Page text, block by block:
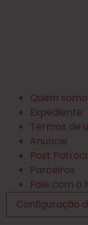
Quem
Expediente
Termos de
Anuncie
Post
Parceiros
Fale com o
Configuração